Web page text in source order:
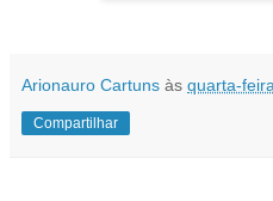
Arionauro Cartuns às quarta-
Compartilhar